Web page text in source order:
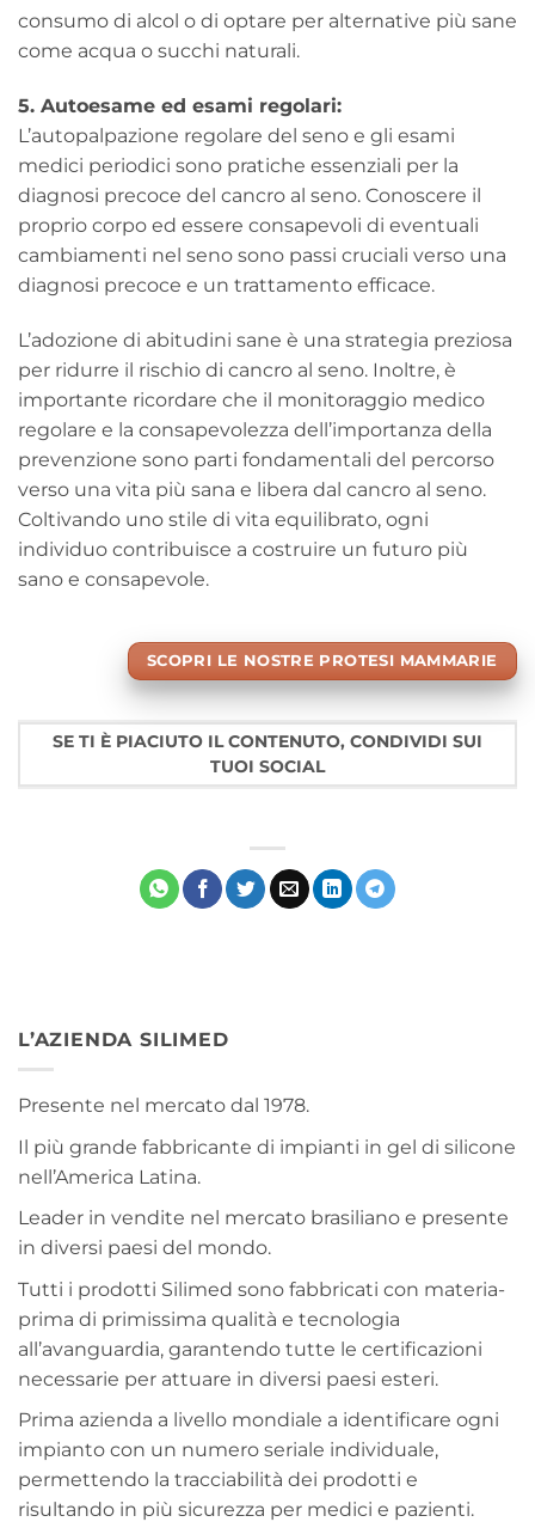
consumo di alcol o di optare per alternative più sane
come acqua o succhi naturali.
5. Autoesame ed esami regolari:
L’autopalpazione regolare del seno e gli esami
medici periodici sono pratiche essenziali per la
diagnosi precoce del cancro al seno. Conoscere il
proprio corpo ed essere consapevoli di eventuali
cambiamenti nel seno sono passi cruciali verso una
diagnosi precoce e un trattamento efficace.
L’adozione di abitudini sane è una strategia preziosa
per ridurre il rischio di cancro al seno. Inoltre, è
importante ricordare che il monitoraggio medico
regolare e la consapevolezza dell’importanza della
prevenzione sono parti fondamentali del percorso
verso una vita più sana e libera dal cancro al seno.
Coltivando uno stile di vita equilibrato, ogni
individuo contribuisce a costruire un futuro più
sano e consapevole.
SCOPRI LE NOSTRE PROTESI MAMMARIE
SE TI È PIACIUTO IL CONTENUTO, CONDIVIDI SUI
TUOI SOCIAL
L’AZIENDA SILIMED
Presente nel mercato dal 1978.
Il più grande fabbricante di impianti in gel di silicone
nell’America Latina.
Leader in vendite nel mercato brasiliano e presente
in diversi paesi del mondo.
Tutti i prodotti Silimed sono fabbricati con materia-
prima di primissima qualità e tecnologia
all’avanguardia, garantendo tutte le certificazioni
necessarie per attuare in diversi paesi esteri.
Prima azienda a livello mondiale a identificare ogni
impianto con un numero seriale individuale,
permettendo la tracciabilità dei prodotti e
risultando in più sicurezza per medici e pazienti.